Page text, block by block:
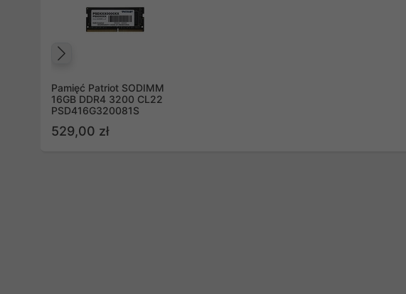
Pamięć Patriot SODIMM
16GB DDR4 3200 CL22
PSD416G320081S
529,00 zł